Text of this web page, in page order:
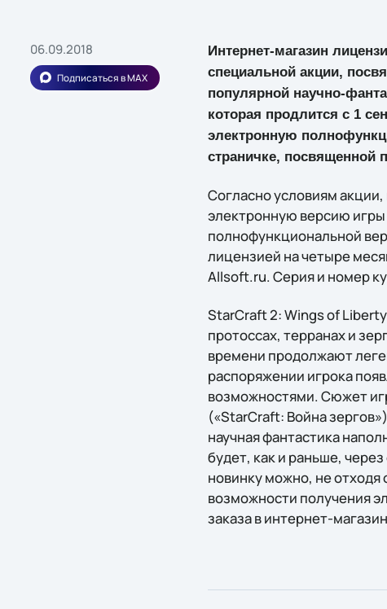
06.09.2018
Подписаться в MAX
Интернет-магазин
специальной акции,
популярной научно-
которая продлится с 1
электронную
страничке, посвященной
Согласно условиям
электронную версию
полнофункциональной
лицензией на четыре
Allsoft.ru. Серия и номер
StarCraft 2: Wings of
протоссах, терранах и
времени продолжают
распоряжении игрока
возможностями. Сюжет
(«StarCraft: Война
научная фантастика
будет, как и раньше,
новинку можно, не отходя
возможности получения
заказа в интернет-